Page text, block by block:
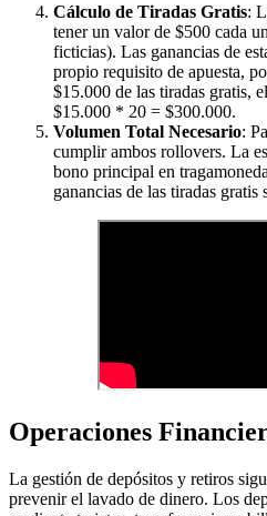
Cálculo de Tiradas Gratis:
tener un valor de $500 cada
ficticias). Las ganancias de
propio requisito de apuesta,
$15.000 de las tiradas gratis,
$15.000 * 20 = $300.000.
Volumen Total Necesario:
cumplir ambos rollovers. La
bono principal en
ganancias de las tiradas
Operaciones
La gestión de depósitos y retiros
prevenir el lavado de dinero. Los